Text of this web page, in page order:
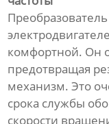
комфортной. Он
предотвращая
механизм. Это
срока службы
скорости